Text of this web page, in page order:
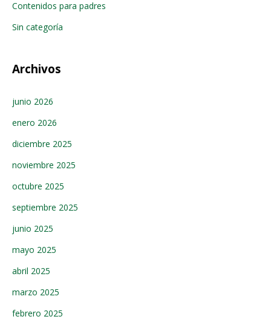
Contenidos para padres
Sin categoría
Archivos
junio 2026
enero 2026
diciembre 2025
noviembre 2025
octubre 2025
septiembre 2025
junio 2025
mayo 2025
abril 2025
marzo 2025
febrero 2025